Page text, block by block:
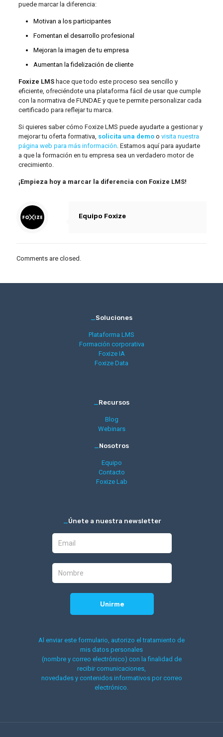
puede marcar la diferencia:
Motivan a los participantes
Fomentan el desarrollo profesional
Mejoran la imagen de tu empresa
Aumentan la fidelización de cliente
Foxize LMShace que todo este proceso sea sencillo y
eficiente, ofreciéndote una plataforma fácil de usar que cumple
con la normativa de FUNDAE y que te permite personalizar cada
certificado para reflejar tu marca.
Si quieres saber cómo Foxize LMS puede ayudarte a gestionar y
mejorar tu oferta formativa, solicita una demoo visita nuestra
página web para más información. Estamos aquí para ayudarte
a que la formación en tu empresa sea un verdadero motor de
crecimiento.
¡Empieza hoy a marcar la diferencia con Foxize LMS!
Equipo Foxize
Comments are closed.
_Soluciones
Plataforma LMS
Formación corporativa
Foxize IA
Foxize Data
_Recursos
Blog
Webinars
_Nosotros
Equipo
Contacto
Foxize Lab
_Únete a nuestra newsletter
Al enviar este formulario, autorizo el tratamiento de
mis datos personales
(nombre y correo electrónico) con la finalidad de
recibir comunicaciones,
novedades y contenidos informativos por correo
electrónico.